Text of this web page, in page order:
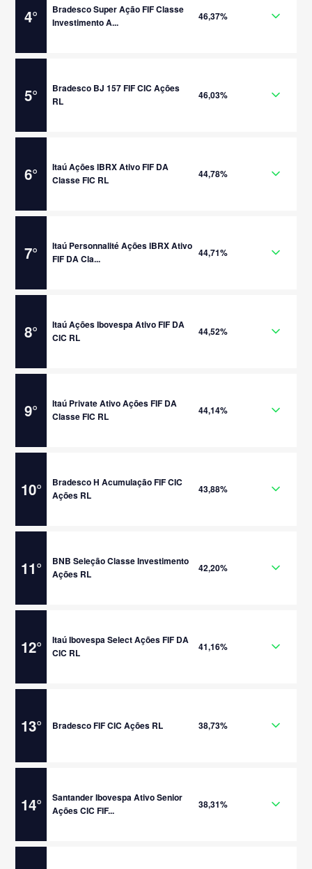
4°
Bradesco Super Ação FIF Classe
Investimento A...
46,37%
5°
Bradesco BJ 157 FIF CIC Ações
RL
46,03%
6°
Itaú Ações IBRX Ativo FIF DA
Classe FIC RL
44,78%
7°
Itaú Personnalité Ações IBRX Ativo
FIF DA Cla...
44,71%
8°
Itaú Ações Ibovespa Ativo FIF DA
CIC RL
44,52%
9°
Itaú Private Ativo Ações FIF DA
Classe FIC RL
44,14%
10°
Bradesco H Acumulação FIF CIC
Ações RL
43,88%
11°
BNB Seleção Classe Investimento
Ações RL
42,20%
12°
Itaú Ibovespa Select Ações FIF DA
CIC RL
41,16%
13° Bradesco FIF CIC Ações RL 38,73%
14°
Santander Ibovespa Ativo Senior
Ações CIC FIF...
38,31%